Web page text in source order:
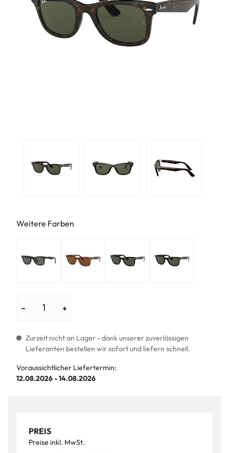
Weitere Farben
− +
Zurzeit nicht an Lager - dank unserer zuverlässigen
Lieferanten bestellen wir sofort und liefern schnell.
Voraussichtlicher Liefertermin:
12.08.2026 - 14.08.2026
PREIS
Preise inkl. MwSt.